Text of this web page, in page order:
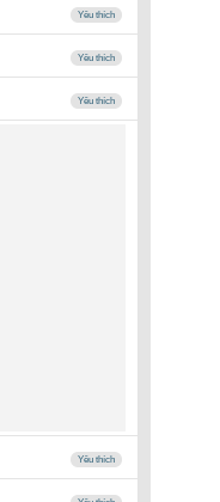
Yêu thích
Yêu thích
Yêu thích
Yêu thích